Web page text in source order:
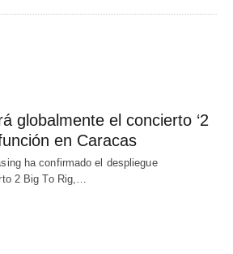
globalmente el concierto ‘2
en Caracas
ha confirmado el despliegue
2 Big To Rig,…